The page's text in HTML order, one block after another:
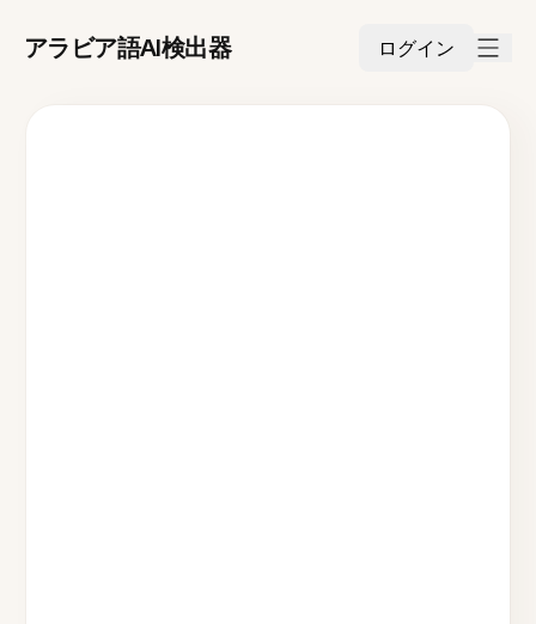
アラビア語AI検出器 ログイン